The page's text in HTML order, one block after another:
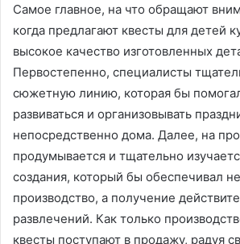
Самое главное, на что обращают
когда предлагают квесты для детей
высокое качество изготовленных
Первостепенно, специалисты
сюжетную линию, которая бы
развиваться и организовывать
непосредственно дома. Далее, на
продумывается и тщательно
создания, который бы обеспечивал
производство, а получение
развлечений. Как только
квесты поступают в продажу, радуя